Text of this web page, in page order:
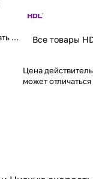
с 7
Все товары
Цена
может